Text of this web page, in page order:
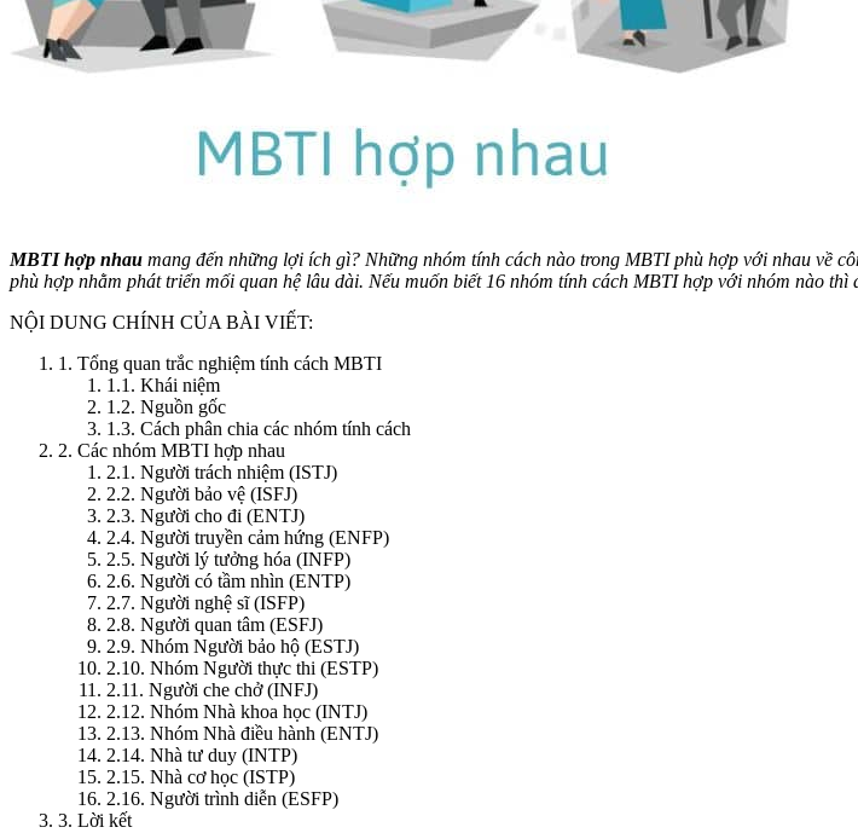
MBTI hợp nhau mang đến những lợi ích gì? Những nhóm tính cách nào trong MBTI phù hợp với nhau về
phù hợp nhằm phát triển mối quan hệ lâu dài. Nếu muốn biết 16 nhóm tính cách MBTI hợp với nhóm nào
NỘI DUNG CHÍNH CỦA BÀI VIẾT:
1. Tổng quan trắc nghiệm tính cách MBTI
1.1. Khái niệm
1.2. Nguồn gốc
1.3. Cách phân chia các nhóm tính cách
2. Các nhóm MBTI hợp nhau
2.1. Người trách nhiệm (ISTJ)
2.2. Người bảo vệ (ISFJ)
2.3. Người cho đi (ENTJ)
2.4. Người truyền cảm hứng (ENFP)
2.5. Người lý tưởng hóa (INFP)
2.6. Người có tầm nhìn (ENTP)
2.7. Người nghệ sĩ (ISFP)
2.8. Người quan tâm (ESFJ)
2.9. Nhóm Người bảo hộ (ESTJ)
2.10. Nhóm Người thực thi (ESTP)
2.11. Người che chở (INFJ)
2.12. Nhóm Nhà khoa học (INTJ)
2.13. Nhóm Nhà điều hành (ENTJ)
2.14. Nhà tư duy (INTP)
2.15. Nhà cơ học (ISTP)
2.16. Người trình diễn (ESFP)
3. Lời kết